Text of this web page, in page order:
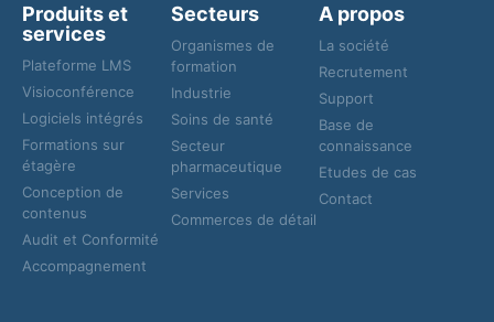
Produits et
services
Plateforme LMS
Visioconférence
Logiciels intégrés
Formations sur
étagère
Conception de
contenus
Audit et Conformité
Accompagnement
Secteurs
Organismes de
formation
Industrie
Soins de santé
Secteur
pharmaceutique
Services
Commerces de détail
A propos
La société
Recrutement
Support
Base de
connaissance
Etudes de cas
Contact